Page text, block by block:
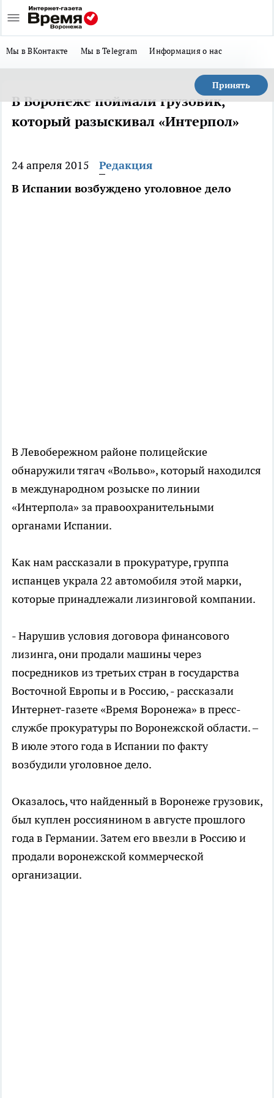
Мы в ВКонтакте Мы в Telegram Информация о нас
Принять
В Воронеже поймали грузовик,
который разыскивал «Интерпол»
24 апреля 2015
Редакция
В Испании возбуждено уголовное дело
В Левобережном районе полицейские
обнаружили тягач «Вольво», который находился
в международном розыске по линии
«Интерпола» за правоохранительными
органами Испании.
Как нам рассказали в прокуратуре, группа
испанцев украла 22 автомобиля этой марки,
которые принадлежали лизинговой компании.
- Нарушив условия договора финансового
лизинга, они продали машины через
посредников из третьих стран в государства
Восточной Европы и в Россию, - рассказали
Интернет-газете «Время Воронежа» в пресс-
службе прокуратуры по Воронежской области. –
В июле этого года в Испании по факту
возбудили уголовное дело.
Оказалось, что найденный в Воронеже грузовик,
был куплен россиянином в августе прошлого
года в Германии. Затем его ввезли в Россию и
продали воронежской коммерческой
организации.